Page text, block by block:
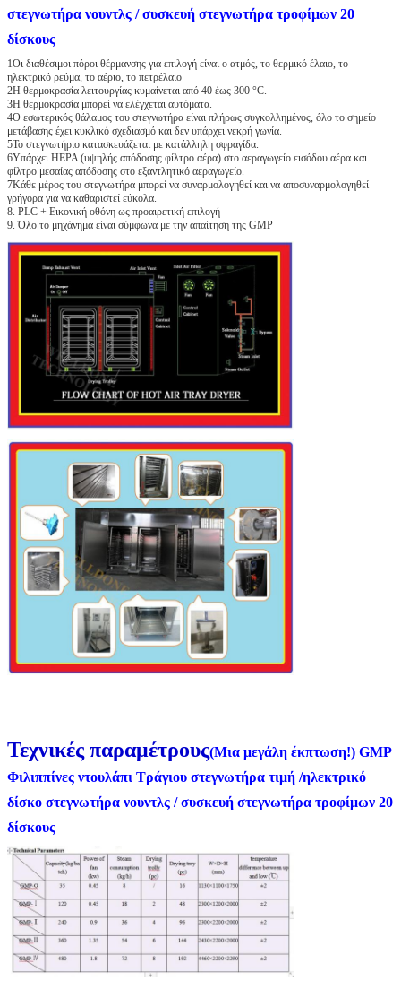
στεγνωτήρα νουντλς / συσκευή στεγνωτήρα τροφίμων 20
δίσκους
1Οι διαθέσιμοι πόροι θέρμανσης για επιλογή είναι ο ατμός, το θερμικό έλαιο, το
ηλεκτρικό ρεύμα, το αέριο, το πετρέλαιο
2Η θερμοκρασία λειτουργίας κυμαίνεται από 40 έως 300 °C.
3Η θερμοκρασία μπορεί να ελέγχεται αυτόματα.
4Ο εσωτερικός θάλαμος του στεγνωτήρα είναι πλήρως συγκολλημένος, όλο το σημείο
μετάβασης έχει κυκλικό σχεδιασμό και δεν υπάρχει νεκρή γωνία.
5Το στεγνωτήριο κατασκευάζεται με κατάλληλη σφραγίδα.
6Υπάρχει HEPA (υψηλής απόδοσης φίλτρο αέρα) στο αεραγωγείο εισόδου αέρα και
φίλτρο μεσαίας απόδοσης στο εξαντλητικό αεραγωγείο.
7Κάθε μέρος του στεγνωτήρα μπορεί να συναρμολογηθεί και να αποσυναρμολογηθεί
γρήγορα για να καθαριστεί εύκολα.
8. PLC + Εικονική οθόνη ως προαιρετική επιλογή
9. Όλο το μηχάνημα είναι σύμφωνα με την απαίτηση της GMP
Τεχνικές παραμέτρους(Μια μεγάλη έκπτωση!) GMP
Φιλιππίνες ντουλάπι Τράγιου στεγνωτήρα τιμή /ηλεκτρικό
δίσκο στεγνωτήρα νουντλς / συσκευή στεγνωτήρα τροφίμων 20
δίσκους